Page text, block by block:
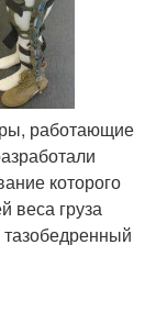
работающие
которого
веса груза